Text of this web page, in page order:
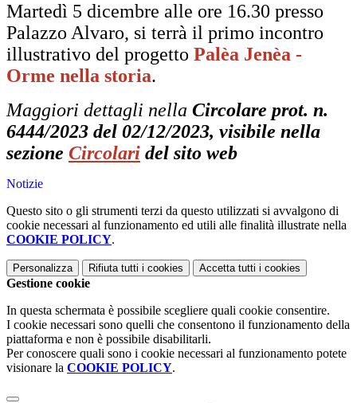
Martedì 5 dicembre alle ore 16.30 presso
Palazzo Alvaro, si terrà il primo incontro
illustrativo del progetto Palèa Jenèa -
Orme nella storia.
Maggiori dettagli nella Circolare prot. n.
6444/2023 del 02/12/2023, visibile nella
sezione Circolari del sito web
Notizie
Questo sito o gli strumenti terzi da questo utilizzati si avvalgono di
cookie necessari al funzionamento ed utili alle finalità illustrate nella
COOKIE POLICY.
Personalizza Rifiuta tutti i cookies Accetta tutti i cookies
Gestione cookie
In questa schermata è possibile scegliere quali cookie consentire.
I cookie necessari sono quelli che consentono il funzionamento della
piattaforma e non è possibile disabilitarli.
Per conoscere quali sono i cookie necessari al funzionamento potete
visionare la COOKIE POLICY.